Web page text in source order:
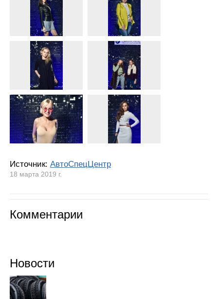
Источник: АвтоСпецЦентр
18 марта 2019 г.
Комментарии
Новости